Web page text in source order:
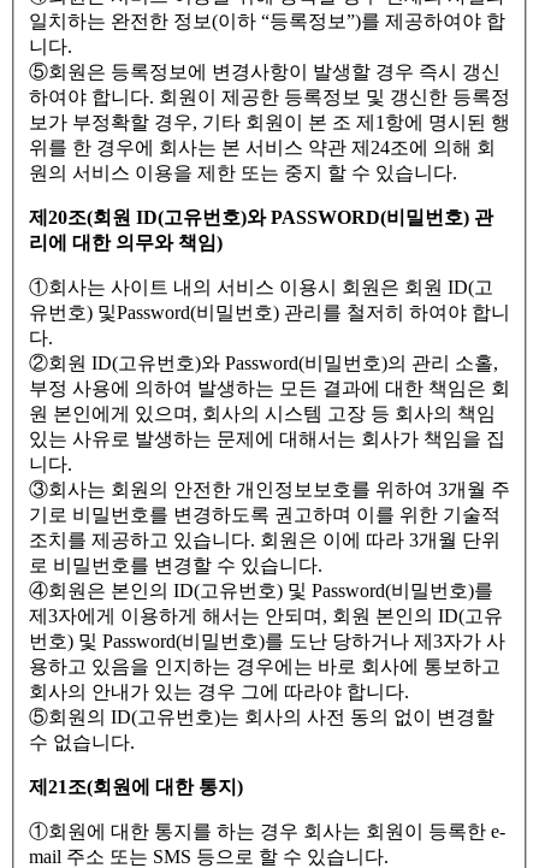
일치하는 완전한 정보(이하 “등록정보”)를 제공하여야 합
니다.
⑤회원은 등록정보에 변경사항이 발생할 경우 즉시 갱신
하여야 합니다. 회원이 제공한 등록정보 및 갱신한 등록정
보가 부정확할 경우, 기타 회원이 본 조 제1항에 명시된 행
위를 한 경우에 회사는 본 서비스 약관 제24조에 의해 회
원의 서비스 이용을 제한 또는 중지 할 수 있습니다.
제20조(회원 ID(고유번호)와 PASSWORD(비밀번호) 관
리에 대한 의무와 책임)
①회사는 사이트 내의 서비스 이용시 회원은 회원 ID(고
유번호) 및Password(비밀번호) 관리를 철저히 하여야 합니
다.
②회원 ID(고유번호)와 Password(비밀번호)의 관리 소홀,
부정 사용에 의하여 발생하는 모든 결과에 대한 책임은 회
원 본인에게 있으며, 회사의 시스템 고장 등 회사의 책임
있는 사유로 발생하는 문제에 대해서는 회사가 책임을 집
니다.
③회사는 회원의 안전한 개인정보보호를 위하여 3개월 주
기로 비밀번호를 변경하도록 권고하며 이를 위한 기술적
조치를 제공하고 있습니다. 회원은 이에 따라 3개월 단위
로 비밀번호를 변경할 수 있습니다.
④회원은 본인의 ID(고유번호) 및 Password(비밀번호)를
제3자에게 이용하게 해서는 안되며, 회원 본인의 ID(고유
번호) 및 Password(비밀번호)를 도난 당하거나 제3자가 사
용하고 있음을 인지하는 경우에는 바로 회사에 통보하고
회사의 안내가 있는 경우 그에 따라야 합니다.
⑤회원의 ID(고유번호)는 회사의 사전 동의 없이 변경할
수 없습니다.
제21조(회원에 대한 통지)
①회원에 대한 통지를 하는 경우 회사는 회원이 등록한 e-
mail 주소 또는 SMS 등으로 할 수 있습니다.